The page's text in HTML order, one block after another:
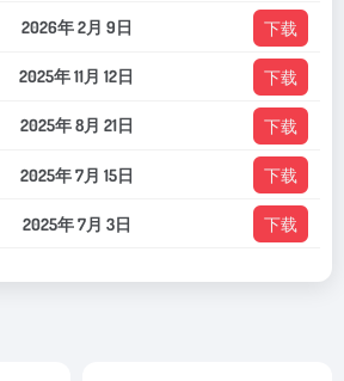
2026年 2月 9日 下载
2025年 11月 12日 下载
2025年 8月 21日 下载
2025年 7月 15日 下载
2025年 7月 3日 下载